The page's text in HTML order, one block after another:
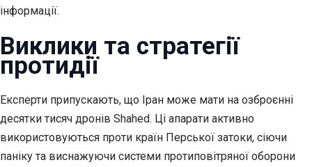
інформації.
Виклики та стратегії
протидії
Експерти припускають, що Іран може мати на озброєнні
десятки тисяч дронів Shahed. Ці апарати активно
використовуються проти країн Перської затоки, сіючи
паніку та виснажуючи системи протиповітряної оборони